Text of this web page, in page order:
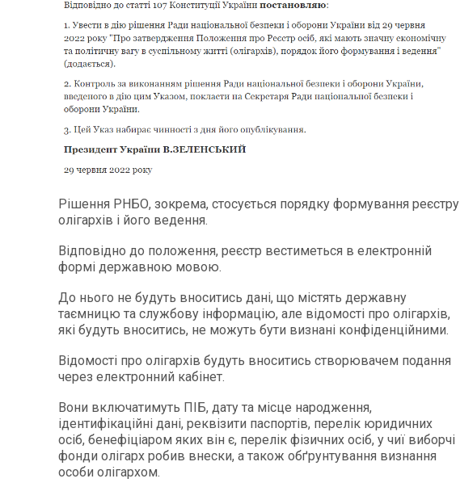
Рішення РНБО, зокрема, стосується порядку формування реєстру
олігархів і його ведення.
Відповідно до положення, реєстр вестиметься в електронній
формі державною мовою.
До нього не будуть вноситись дані, що містять державну
таємницю та службову інформацію, але відомості про олігархів,
які будуть вноситись, не можуть бути визнані конфіденційними.
Відомості про олігархів будуть вноситись створювачем подання
через електронний кабінет.
Вони включатимуть ПІБ, дату та місце народження,
ідентифікаційні дані, реквізити паспортів, перелік юридичних
осіб, бенефіціаром яких він є, перелік фізичних осіб, у чиї виборчі
фонди олігарх робив внески, а також обґрунтування визнання
особи олігархом.